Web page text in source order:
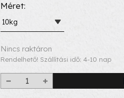
Méret
10kg
Nincs raktáron
Rendelhető! Szállítási idő: 4-10 nap